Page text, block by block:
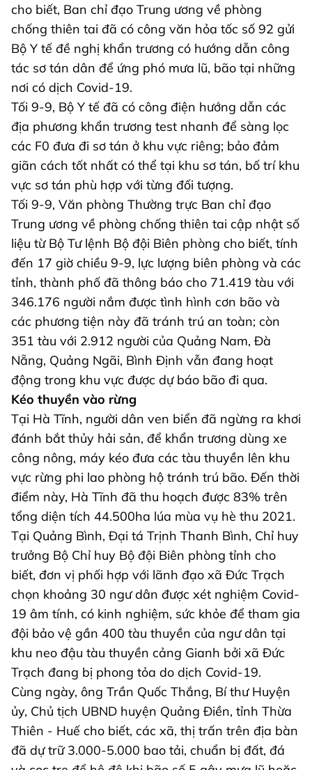
cho biết, Ban chỉ đạo Trung ương về phòng
chống thiên tai đã có công văn hỏa tốc số 92 gửi
Bộ Y tế đề nghị khẩn trương có hướng dẫn công
tác sơ tán dân để ứng phó mưa lũ, bão tại những
nơi có dịch Covid-19.
Tối 9-9, Bộ Y tế đã có công điện hướng dẫn các
địa phương khẩn trương test nhanh để sàng lọc
các F0 đưa đi sơ tán ở khu vực riêng; bảo đảm
giãn cách tốt nhất có thể tại khu sơ tán, bố trí khu
vực sơ tán phù hợp với từng đối tượng.
Tối 9-9, Văn phòng Thường trực Ban chỉ đạo
Trung ương về phòng chống thiên tai cập nhật số
liệu từ Bộ Tư lệnh Bộ đội Biên phòng cho biết, tính
đến 17 giờ chiều 9-9, lực lượng biên phòng và các
tỉnh, thành phố đã thông báo cho 71.419 tàu với
346.176 người nắm được tình hình cơn bão và
các phương tiện này đã tránh trú an toàn; còn
351 tàu với 2.912 người của Quảng Nam, Đà
Nẵng, Quảng Ngãi, Bình Định vẫn đang hoạt
động trong khu vực được dự báo bão đi qua.
Kéo thuyền vào rừng
Tại Hà Tĩnh, người dân ven biển đã ngừng ra khơi
đánh bắt thủy hải sản, để khẩn trương dùng xe
công nông, máy kéo đưa các tàu thuyền lên khu
vực rừng phi lao phòng hộ tránh trú bão. Đến thời
điểm này, Hà Tĩnh đã thu hoạch được 83% trên
tổng diện tích 44.500ha lúa mùa vụ hè thu 2021.
Tại Quảng Bình, Đại tá Trịnh Thanh Bình, Chỉ huy
trưởng Bộ Chỉ huy Bộ đội Biên phòng tỉnh cho
biết, đơn vị phối hợp với lãnh đạo xã Đức Trạch
chọn khoảng 30 ngư dân được xét nghiệm Covid-
19 âm tính, có kinh nghiệm, sức khỏe để tham gia
đội bảo vệ gần 400 tàu thuyền của ngư dân tại
khu neo đậu tàu thuyền cảng Gianh bởi xã Đức
Trạch đang bị phong tỏa do dịch Covid-19.
Cùng ngày, ông Trần Quốc Thắng, Bí thư Huyện
ủy, Chủ tịch UBND huyện Quảng Điền, tỉnh Thừa
Thiên - Huế cho biết, các xã, thị trấn trên địa bàn
đã dự trữ 3.000-5.000 bao tải, chuẩn bị đất, đá